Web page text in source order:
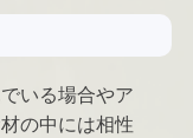
いる場合やア
の中には相性